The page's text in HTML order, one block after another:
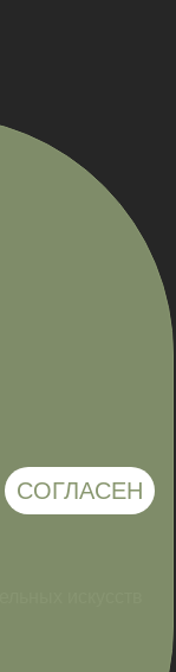
СОГЛАСЕН